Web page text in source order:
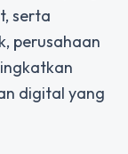
serta
perusahaan
digital yang